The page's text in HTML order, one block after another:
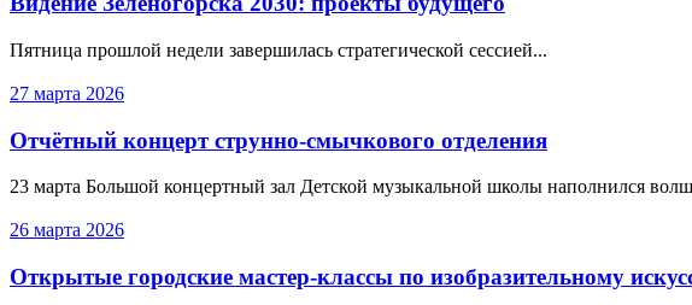
Пятница прошлой недели завершилась стратегической сессией...
27 марта 2026
Отчётный концерт струнно‑смычкового отделения
23 марта Большой концертный зал Детской музыкальной школы наполнился
26 марта 2026
Открытые городские мастер-классы по изобразительному